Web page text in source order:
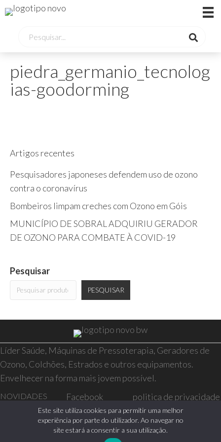
piedra_germanio_tecnolog
ias-goodorming
Artigos recentes
Pesquisadores japoneses defendem uso de ozono
contra o coronavírus
Bombeiros limpam creches com Ozono em Góis
MUNICÍPIO DE SOBRAL ADQUIRIU GERADOR
DE OZONO PARA COMBATE À COVID-19
Pesquisar
PESQUISAR
Líder Saúde, Máquinas de Pressoterapia, Geradores de
Ozono, Colchões, Estrados e outros equipamentos.
Envelhecer na forma mais jovem possível.
NOVIDADES
SAÚDE E BEM-
Facebook
Instagram
politica de privacidade
resolução de conflitos
livro de reclamações
Este site utiliza cookies para permitir uma melhor
experiência por parte do utilizador. Ao navegar no
site estará a consentir a sua utilização.